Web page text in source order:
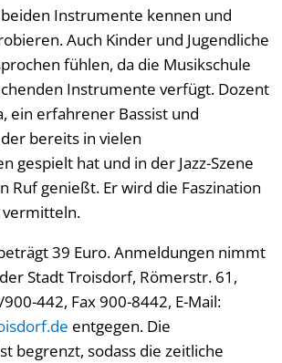
Instrumente kennen und
Auch Kinder und Jugendliche
fühlen, da die Musikschule
Instrumente verfügt. Dozent
ein erfahrener Bassist und
bereits in vielen
gespielt hat und in der Jazz-Szene
Ruf genießt. Er wird die Faszination
39 Euro. Anmeldungen nimmt
Stadt Troisdorf, Römerstr. 61,
442, Fax 900-8442, E-Mail:
entgegen. Die
begrenzt, sodass die zeitliche